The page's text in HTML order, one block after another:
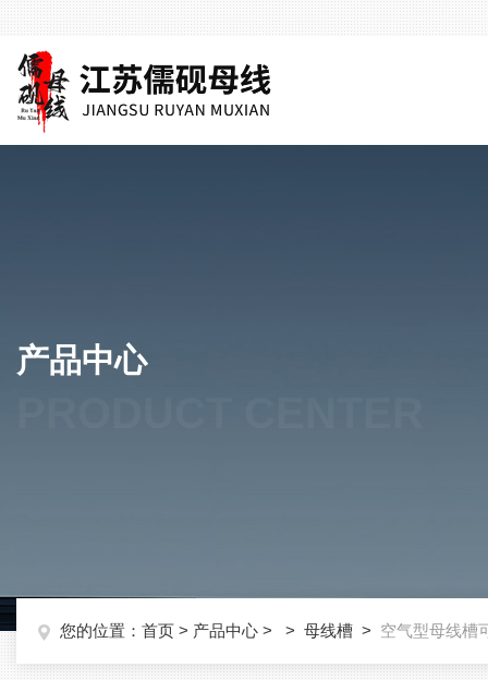
产品中心
您的位置： 首页 > 产品中心 > > 母线槽 > 空气型母线槽